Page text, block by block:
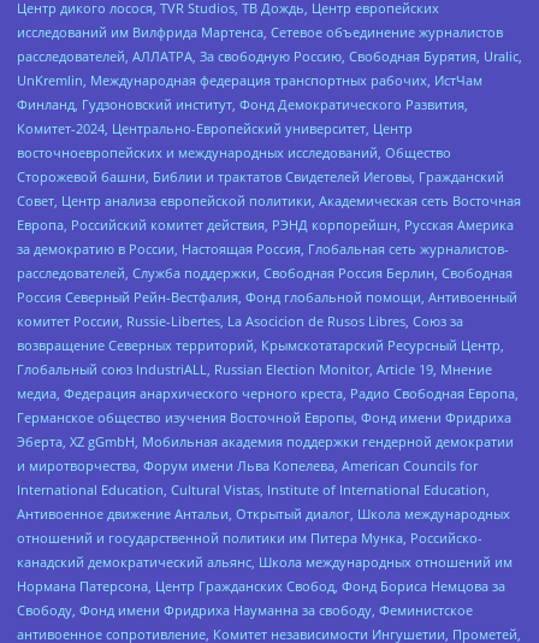
Центр дикого лосося, TVR Studios, ТВ Дождь, Центр европейских
исследований им Вилфрида Мартенса, Сетевое объединение журналистов
расследователей, АЛЛАТРА, За свободную Россию, Свободная Бурятия, Uralic,
UnKremlin, Международная федерация транспортных рабочих, ИстЧам
Финланд, Гудзоновский институт, Фонд Демократического Развития,
Комитет-2024, Центрально-Европейский университет, Центр
восточноевропейских и международных исследований, Общество
Сторожевой башни, Библии и трактатов Свидетелей Иеговы, Гражданский
Совет, Центр анализа европейской политики, Академическая сеть Восточная
Европа, Российский комитет действия, РЭНД корпорейшн, Русская Америка
за демократию в России, Настоящая Россия, Глобальная сеть журналистов-
расследователей, Служба поддержки, Свободная Россия Берлин, Свободная
Россия Северный Рейн-Вестфалия, Фонд глобальной помощи, Антивоенный
комитет России, Russie-Libertes, La Asocicion de Rusos Libres, Союз за
возвращение Северных территорий, Крымскотатарский Ресурсный Центр,
Глобальный союз IndustriALL, Russian Election Monitor, Article 19, Мнение
медиа, Федерация анархического черного креста, Радио Свободная Европа,
Германское общество изучения Восточной Европы, Фонд имени Фридриха
Эберта, XZ gGmbH, Мобильная академия поддержки гендерной демократии
и миротворчества, Форум имени Льва Копелева, American Councils for
International Education, Cultural Vistas, Institute of International Education,
Антивоенное движение Антальи, Открытый диалог, Школа международных
отношений и государственной политики им Питера Мунка, Российско-
канадский демократический альянс, Школа международных отношений им
Нормана Патерсона, Центр Гражданских Свобод, Фонд Бориса Немцова за
Свободу, Фонд имени Фридриха Науманна за свободу, Феминистское
антивоенное сопротивление, Комитет независимости Ингушетии, Прометей,